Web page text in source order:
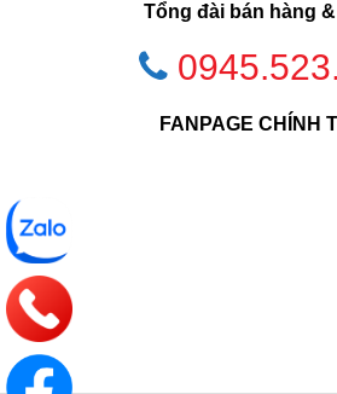
Tổng đài bán hàng &
FANPAGE CHÍNH